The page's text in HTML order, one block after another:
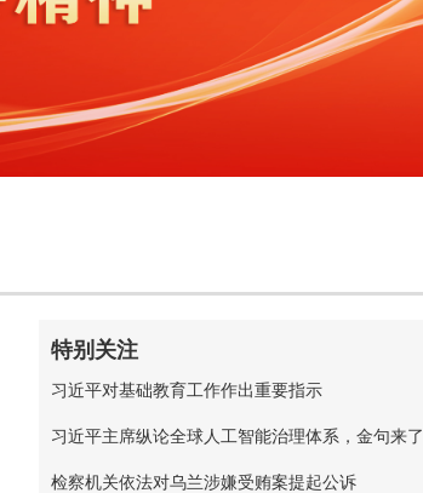
特别关注
习近平对基础教育工作作出重要指示
习近平主席纵论全球人工智能治理体系，金句来了
检察机关依法对乌兰涉嫌受贿案提起公诉